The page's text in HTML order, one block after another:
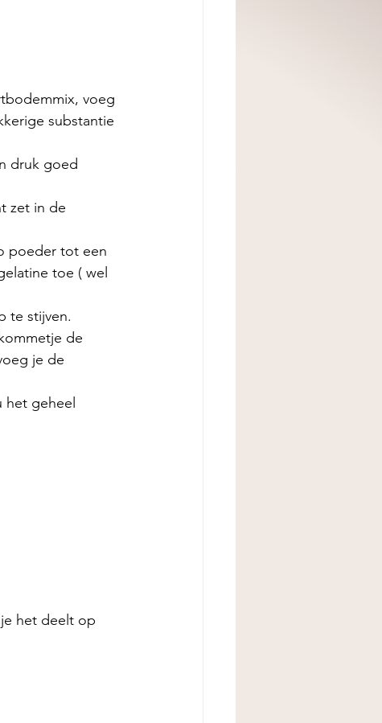
voeg
substantie
druk goed
zet in de
poeder tot een
toe ( wel
te stijven.
de
je de
geheel
het deelt op